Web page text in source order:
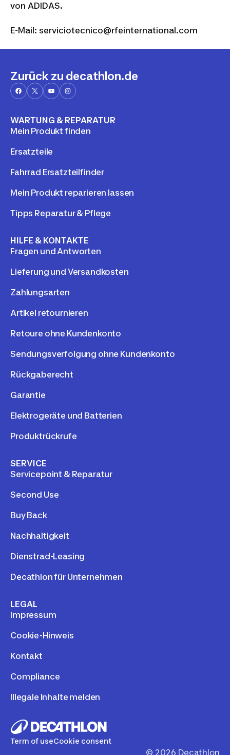
von ADIDAS.
E-Mail: serviciotecnico@rfeinternational.com
Zurück zu decathlon.de
WARTUNG & REPARATUR
Mein Produkt finden
Ersatzteile
Fahrrad Ersatzteilfinder
Mein Produkt reparieren lassen
Tipps Reparatur & Pflege
HILFE & KONTAKTE
Fragen und Antworten
Lieferung und Versandkosten
Zahlungsarten
Artikel retournieren
Retoure ohne Kundenkonto
Sendungsverfolgung ohne Kundenkonto
Rückgaberecht
Garantie
Elektrogeräte und Batterien
Produktrückrufe
SERVICE
Servicepoint & Reparatur
Second Use
Buy Back
Nachhaltigkeit
Dienstrad-Leasing
Decathlon für Unternehmen
LEGAL
Impressum
Cookie-Hinweis
Kontakt
Compliance
Illegale Inhalte melden
Term of useCookie consent
© 2026 Decathlon